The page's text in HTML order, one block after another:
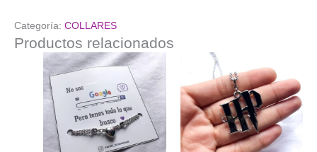
Categoría: COLLARES
Productos relacionados